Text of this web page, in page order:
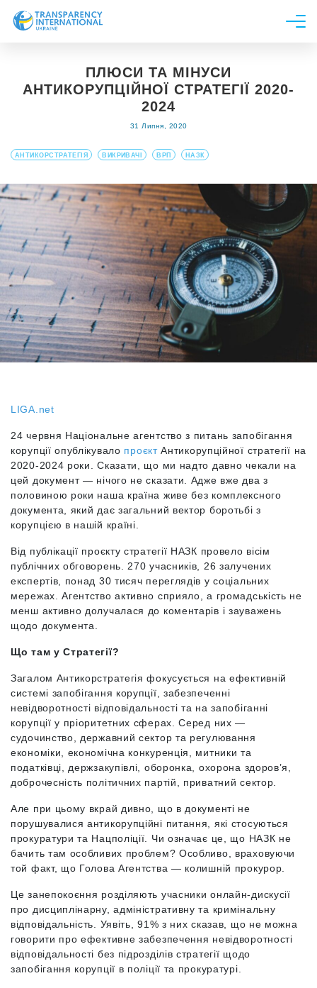
Долучитися
ПЛЮСИ ТА МІНУСИ
АНТИКОРУПЦІЙНОЇ СТРАТЕГІЇ 2020-
2024
31 Липня, 2020
АНТИКОРСТРАТЕГІЯ ВИКРИВАЧІ ВРП НАЗК
LIGA.net
24 червня Національне агентство з питань запобігання
корупції опублікувало проєктАнтикорупційної стратегії на
2020-2024 роки. Сказати, що ми надто давно чекали на
цей документ — нічого не сказати. Адже вже два з
половиною роки наша країна живе без комплексного
документа, який дає загальний вектор боротьбі з
корупцією в нашій країні.
Від публікації проєкту стратегії НАЗК провело вісім
публічних обговорень. 270 учасників, 26 залучених
експертів, понад 30 тисяч переглядів у соціальних
мережах. Агентство активно сприяло, а громадськість не
менш активно долучалася до коментарів і зауважень
щодо документа.
Що там у Стратегії?
Загалом Антикорстратегія фокусується на ефективній
системі запобігання корупції, забезпеченні
невідворотності відповідальності та на запобіганні
корупції у пріоритетних сферах. Серед них —
судочинство, державний сектор та регулювання
економіки, економічна конкуренція, митники та
податківці, держзакупівлі, оборонка, охорона здоров’я,
доброчесність політичних партій, приватний сектор.
Але при цьому вкрай дивно, що в документі не
порушувалися антикорупційні питання, які стосуються
прокуратури та Нацполіції. Чи означає це, що НАЗК не
бачить там особливих проблем? Особливо, враховуючи
той факт, що Голова Агентства — колишній прокурор.
Це занепокоєння розділяють учасники онлайн-дискусії
про дисциплінарну, адміністративну та кримінальну
відповідальність. Уявіть, 91% з них сказав, що не можна
говорити про ефективне забезпечення невідворотності
відповідальності без підрозділів стратегії щодо
запобігання корупції в поліції та прокуратурі.